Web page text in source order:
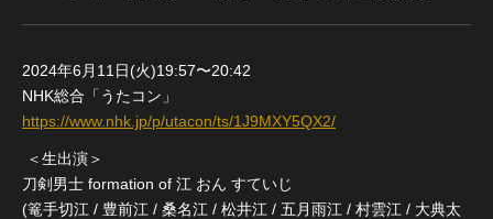
2024年6月11日(火)19:57〜20:42
NHK総合「うたコン」
https://www.nhk.jp/p/utacon/ts/1J9MXY5QX2/
＜生出演＞
刀剣男士 formation of 江 おん すていじ
(篭手切江 / 豊前江 / 桑名江 / 松井江 / 五月雨江 / 村雲江 / 大典太